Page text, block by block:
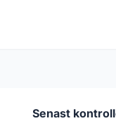
Senast